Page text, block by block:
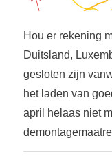
Hou er rekening
Duitsland,
gesloten zijn
het laden van
april helaas niet